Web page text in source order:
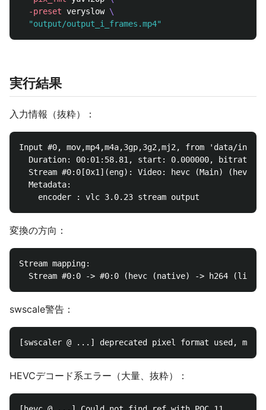
-preset veryslow \
"output/output_i_frames.mp4"
実行結果
入力情報（抜粋）：
Input #0, mov,mp4,m4a,3gp,3g2,mj2, from 'data/
Duration: 00:01:58.81, start: 0.000000, bitrate:
Stream #0:0[0x1](eng): Video: hevc (Main) (hev1
  Metadata:
変換の方向：
Stream mapping:
swscale警告：
HEVCデコード系エラー（大量、抜粋）：